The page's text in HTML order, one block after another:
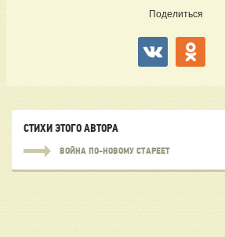
Поделиться
СТИХИ ЭТОГО АВТОРА
ВОЙНА ПО-НОВОМУ СТАРЕЕТ